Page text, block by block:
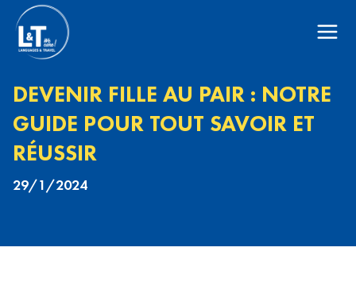
DEVENIR FILLE AU PAIR : NOTRE
GUIDE POUR TOUT SAVOIR ET
RÉUSSIR
29/1/2024